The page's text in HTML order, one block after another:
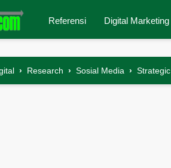
Referensi Digital Marketing
› Research › Sosial Media › Strategic